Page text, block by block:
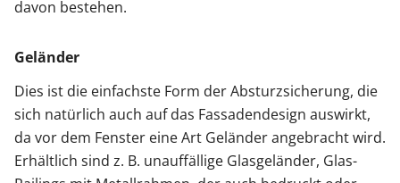
davon bestehen.
Geländer
Dies ist die einfachste Form der Absturzsicherung, die
sich natürlich auch auf das Fassadendesign auswirkt,
da vor dem Fenster eine Art Geländer angebracht wird.
Erhältlich sind z. B. unauffällige Glasgeländer, Glas-